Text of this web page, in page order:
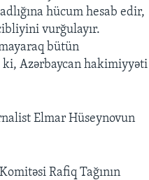
hücum hesab edir,
vurğulayır.
bütün
ki, Azərbaycan hakimiyyəti
Elmar Hüseynovun
Rafiq Tağının